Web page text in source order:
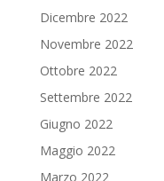
Dicembre 2022
Novembre 2022
Ottobre 2022
Settembre 2022
Giugno 2022
Maggio 2022
Marzo 2022